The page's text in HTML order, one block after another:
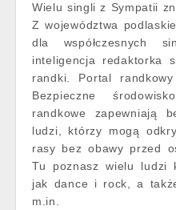
Wielu singli z Sympatii
Z województwa
dla współczesnych
inteligencja redaktorka
randki. Portal
Bezpieczne
randkowe zapewniają
ludzi, którzy mogą
rasy bez obawy przed
Tu poznasz wielu ludzi
jak dance i rock, a
m.in.